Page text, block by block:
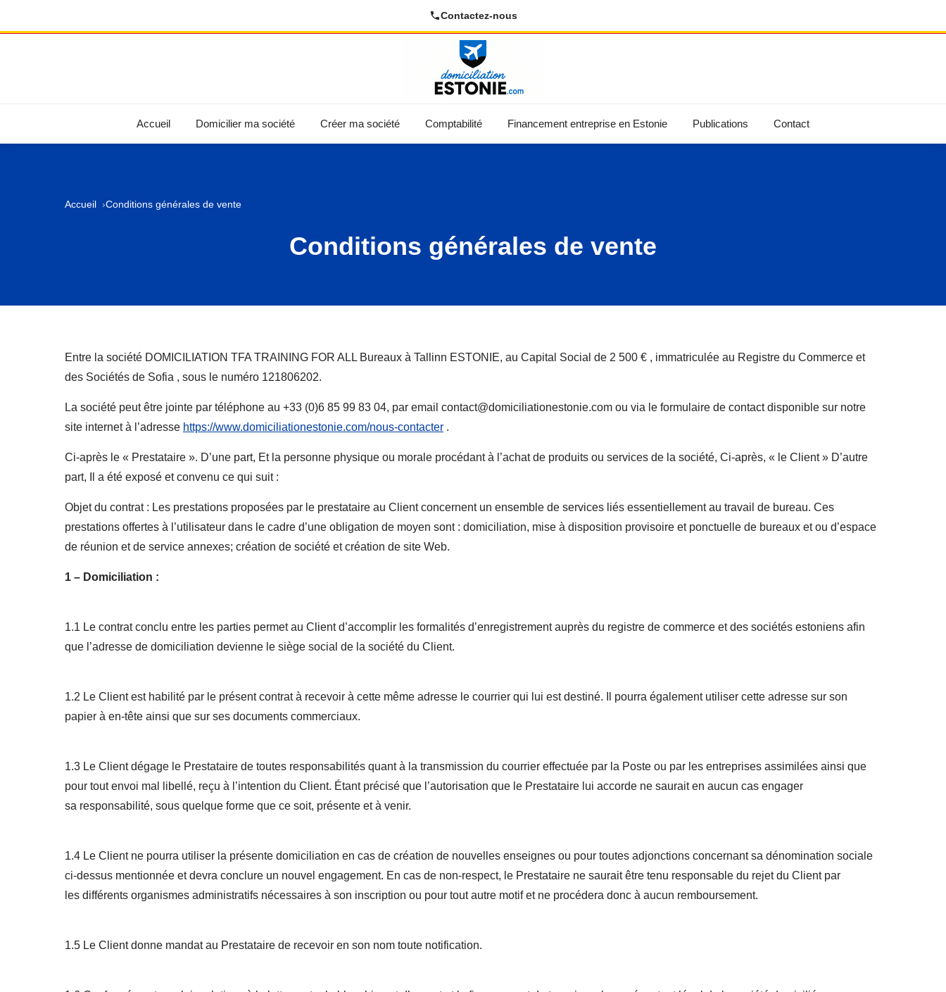
Contactez-nous
Accueil Domicilier ma société Créer ma société Comptabilité Financement entreprise en Estonie Publications Contact
Accueil Conditions générales de vente
Conditions générales de vente
Entre la société DOMICILIATION TFA TRAINING FOR ALL Bureaux à Tallinn ESTONIE, au Capital Social de 2 500 € , immatriculée au Registre du Commerce et
des Sociétés de Sofia , sous le numéro 121806202.
La société peut être jointe par téléphone au +33 (0)6 85 99 83 04, par email contact@domiciliationestonie.com ou via le formulaire de contact disponible sur notre
site internet à l’adresse https://www.domiciliationestonie.com/nous-contacter .
Ci-après le « Prestataire ». D’une part, Et la personne physique ou morale procédant à l’achat de produits ou services de la société, Ci-après, « le Client » D’autre
part, Il a été exposé et convenu ce qui suit :
Objet du contrat : Les prestations proposées par le prestataire au Client concernent un ensemble de services liés essentiellement au travail de bureau. Ces
prestations offertes à l’utilisateur dans le cadre d’une obligation de moyen sont : domiciliation, mise à disposition provisoire et ponctuelle de bureaux et ou d’espace
de réunion et de service annexes; création de société et création de site Web.
1 – Domiciliation :
1.1 Le contrat conclu entre les parties permet au Client d’accomplir les formalités d’enregistrement auprès du registre de commerce et des sociétés estoniens afin
que l’adresse de domiciliation devienne le siège social de la société du Client.
1.2 Le Client est habilité par le présent contrat à recevoir à cette même adresse le courrier qui lui est destiné. Il pourra également utiliser cette adresse sur son
papier à en-tête ainsi que sur ses documents commerciaux.
1.3 Le Client dégage le Prestataire de toutes responsabilités quant à la transmission du courrier effectuée par la Poste ou par les entreprises assimilées ainsi que
pour tout envoi mal libellé, reçu à l’intention du Client. Étant précisé que l’autorisation que le Prestataire lui accorde ne saurait en aucun cas engager
sa responsabilité, sous quelque forme que ce soit, présente et à venir.
1.4 Le Client ne pourra utiliser la présente domiciliation en cas de création de nouvelles enseignes ou pour toutes adjonctions concernant sa dénomination sociale
ci-dessus mentionnée et devra conclure un nouvel engagement. En cas de non-respect, le Prestataire ne saurait être tenu responsable du rejet du Client par
les différents organismes administratifs nécessaires à son inscription ou pour tout autre motif et ne procédera donc à aucun remboursement.
1.5 Le Client donne mandat au Prestataire de recevoir en son nom toute notification.